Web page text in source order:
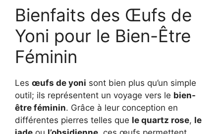
Bienfaits des Œufs de
Yoni pour le Bien-Être
Féminin
Les œufs de yoni sont bien plus qu’un simple
outil; ils représentent un voyage vers le bien-
être féminin. Grâce à leur conception en
différentes pierres telles que le quartz rose, le